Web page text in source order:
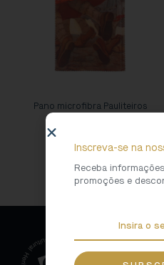
Pano microfibra Pauliteiros
Inscreva-se na
Receba
promoções e